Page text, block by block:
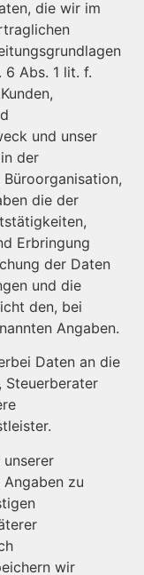
die wir im
6 Abs. 1 lit. f.
und unser
der
die der
Erbringung
der Daten
und die
den, bei
Angaben.
Daten an die
Steuerberater
zu
wir